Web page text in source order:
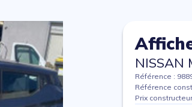
NISSAN
Référence :
Référence
Prix